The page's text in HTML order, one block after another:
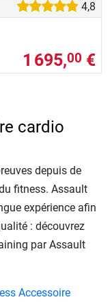
4,8
1 695,00 €
cardio
depuis de
fitness. Assault
expérience afin
: découvrez
par Assault
Accessoire